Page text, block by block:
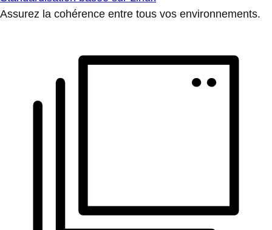
Assurez la cohérence entre tous vos environnements.